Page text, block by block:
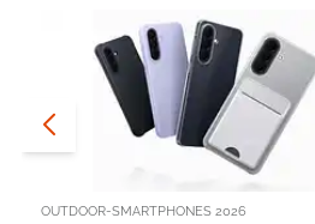
OUTDOOR-SMARTPHONES 2026